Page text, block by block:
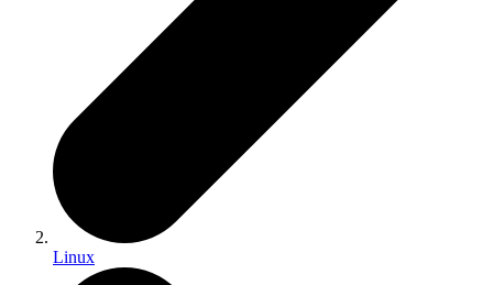
Linux